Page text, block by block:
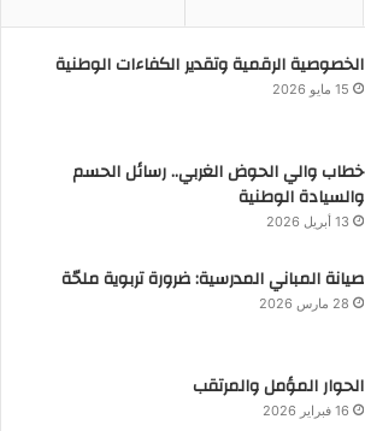
الخصوصية الرقمية وتقدير الكفاءات الوطنية
15 مايو 2026
خطاب والي الحوض الغربي.. رسائل الحسم
والسيادة الوطنية
13 أبريل 2026
صيانة المباني المدرسية: ضرورة تربوية ملحّة
28 مارس 2026
الحوار المؤمل والمرتقب
16 فبراير 2026